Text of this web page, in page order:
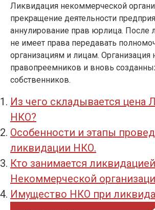
Ликвидация некоммерческой
прекращение деятельности
аннулирование прав юрлица. После
не имеет права передавать
организациям и лицам. Организация
правопреемников и вновь
собственников.
Из чего складывается цена
НКО?
Особенности и этапы
ликвидации НКО.
Кто занимается ликвидацией
Некоммерческой
Имущество НКО при